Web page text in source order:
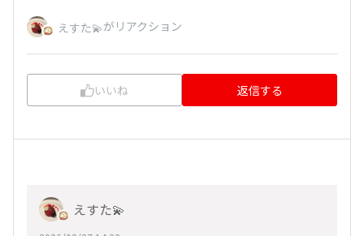
えすた💫がリアクション
いいね 返信する
えすた💫